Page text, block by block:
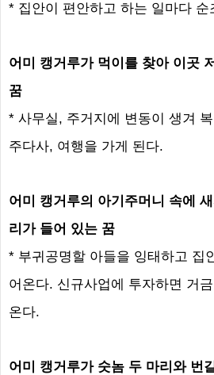
* 집안이 편안하고 하는 일마다 순
어미 캥거루가 먹이를 찾아 이곳
꿈
* 사무실, 주거지에 변동이 생겨
주다사, 여행을 가게 된다.
어미 캥거루의 아기주머니 속에
리가 들어 있는 꿈
* 부귀공명할 아들을 잉태하고 집
어온다. 신규사업에 투자하면 거
온다.
어미 캥거루가 숫놈 두 마리와 번